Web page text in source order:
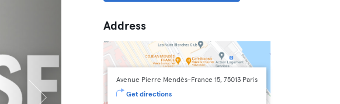
Address
Avenue Pierre Mendès-France 15, 75013 Paris
Get directions